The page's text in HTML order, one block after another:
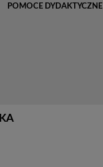
POMOCE DYDAKTYCZNE